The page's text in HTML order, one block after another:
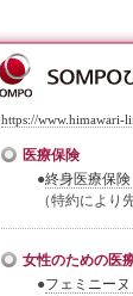
https://www.himawari-
医療保険
●終身医療保
（特約により
女性のための医
●フェミニー